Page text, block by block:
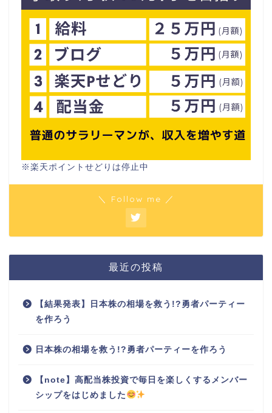
※楽天ポイントせどりは停止中
＼ Follow me ／
最近の投稿
【結果発表】日本株の相場を救う!?勇者パーティー
を作ろう
日本株の相場を救う!?勇者パーティーを作ろう
【note】高配当株投資で毎日を楽しくするメンバー
シップをはじめました